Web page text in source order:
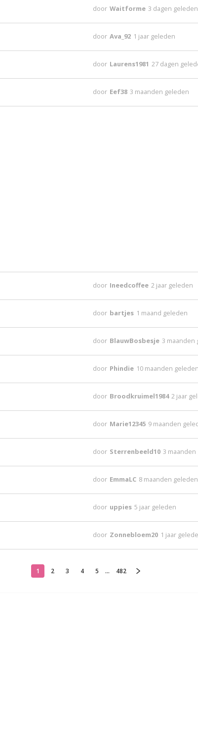
door Waitforme 3 dagen geleden
door Ava_92 1 jaar geleden
door Laurens1981 27 dagen
door Eef38 3 maanden geleden
door Ineedcoffee 2 jaar geleden
door bartjes 1 maand geleden
door BlauwBosbesje 3 maanden
door Phindie 10 maanden
door Broodkruimel1984 2 jaar
door Marie12345 9 maanden
door Sterrenbeeld10 3
door EmmaLC 8 maanden geleden
door uppies 5 jaar geleden
door Zonnebloem20 1 jaar
1 2 3 4 5 ... 482